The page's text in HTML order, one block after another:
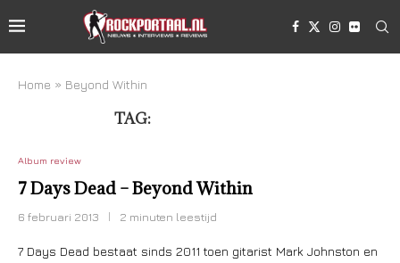
Home » Beyond Within
TAG:
Album review
7 Days Dead – Beyond Within
6 februari 2013 2 minuten leestijd
7 Days Dead bestaat sinds 2011 toen gitarist Mark Johnston en